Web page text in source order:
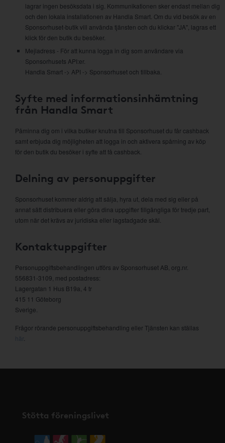
lagrar ingen besöksdata i sig. Kommunikationen sker endast mellan dig
och den lokala installationen av Handla Smart. Om du vid besök av en
Sponsorhuset-butik vill använda tjänsten och du klickar "JA", lagras ett
klick för den butik du besöker.
Mejladress - För att kunna logga in dig som användare via
Sponsorhusets API:er.
Handla Smart -> API -> Sponsorhuset och tillbaka.
Syfte med informationsinhämtning
från Handla Smart
Påminna dig om i vilka butiker knutna till Sponsorhuset du får cashback
samt erbjuda dig möjligheten att logga in och aktivera spårning av köp
för den butik du besöker i syfte att få cashback.
Delning av personuppgifter
Sponsorhuset kommer aldrig att sälja, hyra ut, dela med sig eller på
annat sätt distribuera eller göra dina uppgifter tillgängliga för tredje part,
utom när det krävs av juridiska eller lagstadgade skäl.
Kontaktuppgifter
Personuppgiftsbehandlingen utförs av Sponsorhuset AB, org.nr.
556831-3109, med postadress:
Lagergatan 1 Hus B19a, 4 tr
415 11 Göteborg
Sverige.
Frågor rörande personuppgiftsbehandling eller Tjänsten kan ställas
här
Stötta föreningslivet